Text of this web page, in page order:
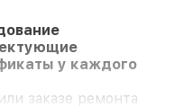
у каждого
заказе ремонта